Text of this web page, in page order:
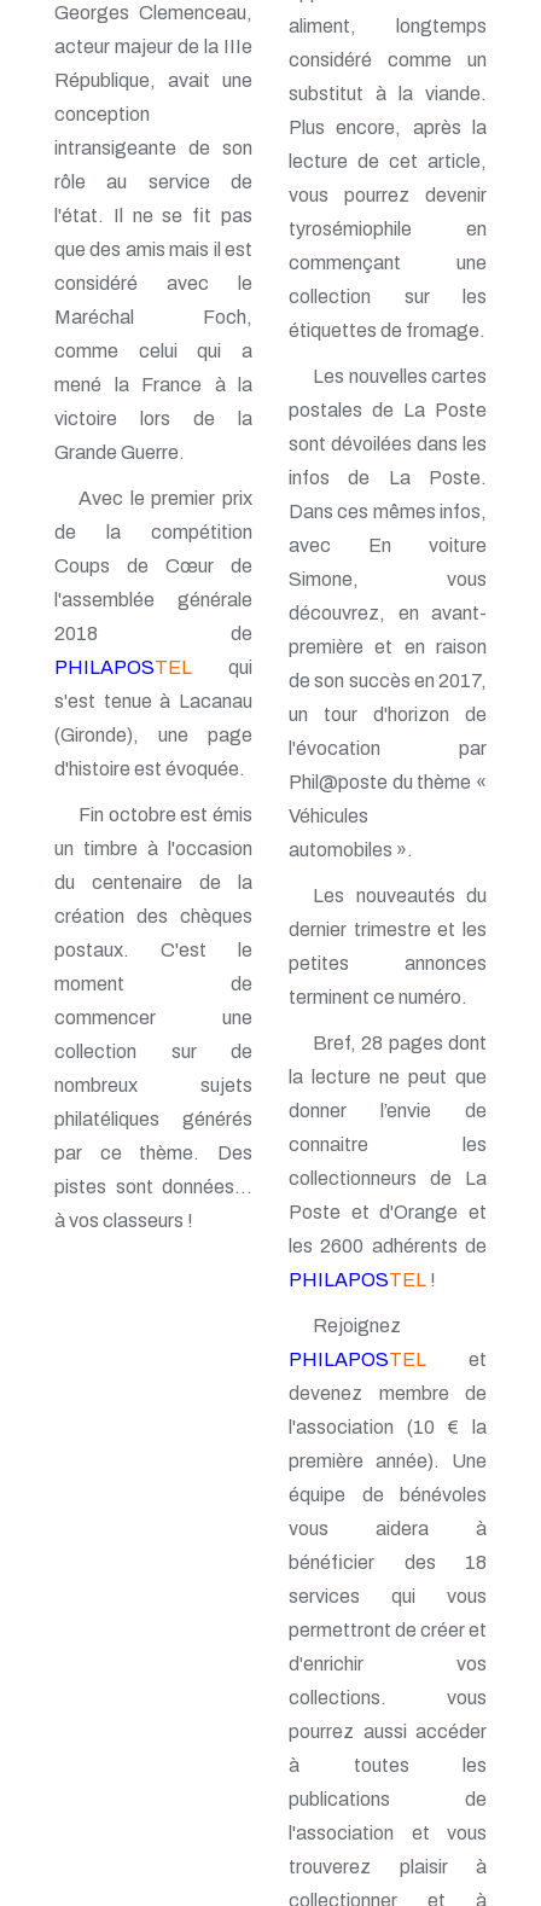
n° 118 - Janvier 2004
n° 116 - Juillet 2003
n° 115 - Avril 2003
n° 114 - Janvier 2003
n° 113 - Octobre 2002
n° 112 - Juillet 2002
n° 111 - Avril 2002
n° 109 - Octobre 2001
n° 108 -Juillet 2001
n° 107 - Avril 2001
n° 105 - Octobre 2000
n° 104 - Juillet 2000
n° 102 - Janvier 2000
n° 100/01 - Octobre 1999
n° 99 - Avril 1999
n° 73 - Octobre 1998
n° 71 - Avril 1998
n° 70 - Janvier 1998
n° 69 - Octobre 1997
n° 68 - Juillet 1997
n° 67 - Avril 1997
n° 66 - Janvier 1997
n° 64 - Juillet 1996
n° 63 - Avril 1996
n° 62 - Janvier 1996
n° 61 - Octobre 1995
n° 60 - Juillet 1995
n° 58 - Janvier 1995
n° 57 - Octobre 1994
n° 55 - Avril 1994
n° 54 - Janvier 1994
n° 53 - Octobre 1993
n° 51 - Avril 1993
n° 50 - Janvier 1993
n° 48 - Juillet 1992
n° 47 - Avril 1992
n° 46 - Janvier 1992
n° 44 - Juillet 1991
n° 43 - Février 1991
Georges Clemenceau,
acteur majeur de la IIIe
République, avait une
conception
intransigeante de son
rôle au service de
l'état. Il ne se fit pas
que des amis mais il est
considéré avec le
Maréchal Foch,
comme celui qui a
mené la France à la
victoire lors de la
Grande Guerre.
Avec le premier prix
de la compétition
Coups de Cœur de
l'assemblée générale
2018 de
PHILAPOSTEL qui
s'est tenue à Lacanau
(Gironde), une page
d'histoire est évoquée.
Fin octobre est émis
un timbre à l'occasion
du centenaire de la
création des chèques
postaux. C'est le
moment de
commencer une
collection sur de
nombreux sujets
philatéliques générés
par ce thème. Des
pistes sont données...
à vos classeurs !
aliment, longtemps
considéré comme un
substitut à la viande.
Plus encore, après la
lecture de cet article,
vous pourrez devenir
tyrosémiophile en
commençant une
collection sur les
étiquettes de fromage.
Les nouvelles cartes
postales de La Poste
sont dévoilées dans les
infos de La Poste.
Dans ces mêmes infos,
avec En voiture
Simone, vous
découvrez, en avant-
première et en raison
de son succès en 2017,
un tour d'horizon de
l'évocation par
Phil@poste du thème «
Véhicules
automobiles ».
Les nouveautés du
dernier trimestre et les
petites annonces
terminent ce numéro.
Bref, 28 pages dont
la lecture ne peut que
donner l’envie de
connaitre les
collectionneurs de La
Poste et d'Orange et
les 2600 adhérents de
PHILAPOSTEL !
Rejoignez
PHILAPOSTEL et
devenez membre de
l'association (10 € la
première année). Une
équipe de bénévoles
vous aidera à
bénéficier des 18
services qui vous
permettront de créer et
d'enrichir vos
collections. vous
pourrez aussi accéder
à toutes les
publications de
l'association et vous
trouverez plaisir à
collectionner et à